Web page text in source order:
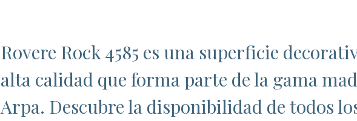
Rovere Rock 4585 es una superficie
alta calidad que forma parte de la gama
Arpa. Descubre la disponibilidad de todos